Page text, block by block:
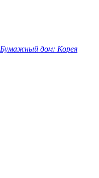
Бумажный дом: Корея